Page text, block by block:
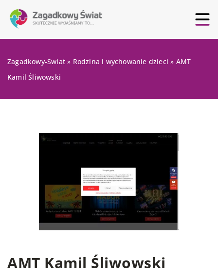
Zagadkowy-Swiat » Rodzina i wychowanie dzieci » AMT
Kamil Śliwowski
AMT Kamil Śliwowski